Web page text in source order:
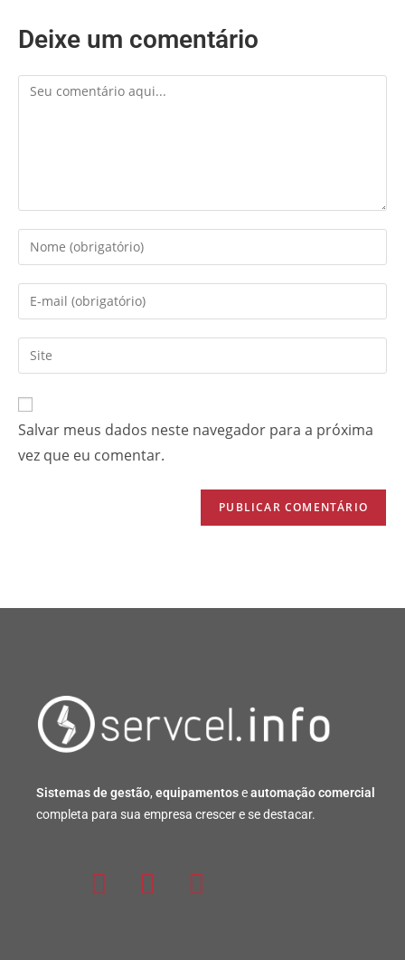
Deixe um comentário
Salvar meus dados neste navegador para a próxima
vez que eu comentar.
Sistemas de gestão, equipamentoseautomação comercial
completa para sua empresa crescer e se destacar.